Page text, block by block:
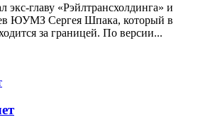
экс-главу «Рэйлтрансхолдинга» и
ЮУМЗ Сергея Шпака, который в
за границей. По версии...